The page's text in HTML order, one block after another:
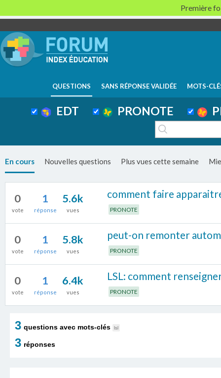
QUESTIONS SANS RÉPONSE VALIDÉE MOTS-
EDT PRONOTE
En cours Nouvelles questions Plus vues cette semaine
0
vote
1
réponse
5.6k
vues
comment faire
PRONOTE
0
vote
1
réponse
5.8k
vues
peut-on remonter
PRONOTE
0
vote
1
réponse
6.4k
vues
LSL: comment
PRONOTE
3 questions avec mots-clés lsl
3 réponses
Première